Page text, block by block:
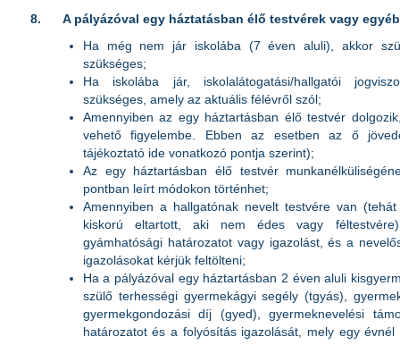
8. A pályázóval egy háztatásban élő testvérek vagy
Ha még nem jár iskolába (7 éven aluli), akkor
szükséges;
Ha iskolába jár, iskolalátogatási/hallgatói
szükséges, amely az aktuális félévről szól;
Amennyiben az egy háztartásban élő testvér
vehető figyelembe. Ebben az esetben az ő
tájékoztató ide vonatkozó pontja szerint);
Az egy háztartásban élő testvér
pontban leírt módokon történhet;
Amennyiben a hallgatónak nevelt testvére van
kiskorú eltartott, aki nem édes vagy
gyámhatósági határozatot vagy igazolást, és a
igazolásokat kérjük feltölteni;
Ha a pályázóval egy háztartásban 2 éven aluli
szülő terhességi gyermekágyi segély (tgyás),
gyermekgondozási díj (gyed), gyermeknevelési
határozatot és a folyósítás igazolását, mely egy